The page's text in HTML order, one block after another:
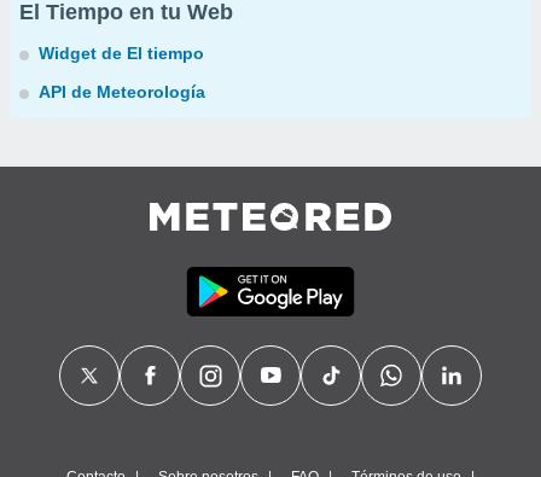
El Tiempo en tu Web
Widget de El tiempo
API de Meteorología